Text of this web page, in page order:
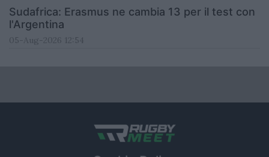
Sudafrica: Erasmus ne cambia 13 per il test con
l'Argentina
05-Aug-2026 12:54